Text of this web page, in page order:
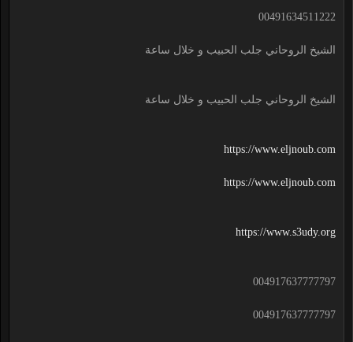
00491634511222
الشيخ الروحاني جلب الحبيب و خلال ساعة
الشيخ الروحاني جلب الحبيب و خلال ساعة
https://www.eljnoub.com
https://www.eljnoub.com
https://www.s3udy.org
004917637777797
004917637777797